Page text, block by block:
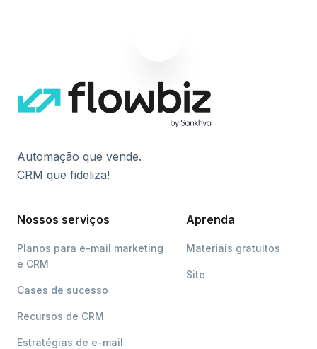
Automação que vende.
CRM que fideliza!
Nossos serviços
Planos para e-mail marketing
e CRM
Cases de sucesso
Recursos de CRM
Estratégias de e-mail
Aprenda
Materiais gratuitos
Site